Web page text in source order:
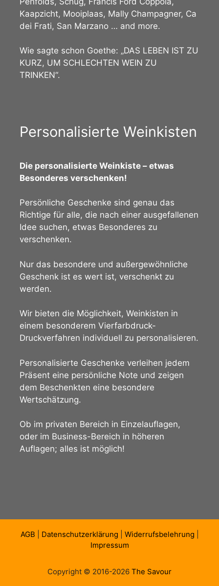
Kaapzicht, Mooiplaas, Mally Champagner, Ca
dei Frati, San Marzano … and more.
Wie sagte schon Goethe: „DAS LEBEN IST ZU
KURZ, UM SCHLECHTEN WEIN ZU
TRINKEN“.
Personalisierte Weinkisten
Die personalisierte Weinkiste – etwas
Besonderes verschenken!
Persönliche Geschenke sind genau das
Richtige für alle, die nach einer ausgefallenen
Idee suchen, etwas Besonderes zu
verschenken.
Nur das besondere und außergewöhnliche
Geschenk ist es wert ist, verschenkt zu
werden.
Wir bieten die Möglichkeit, Weinkisten in
einem besonderem Vierfarbdruck-
Druckverfahren individuell zu personalisieren.
Personalisierte Geschenke verleihen jedem
Präsent eine persönliche Note und zeigen
dem Beschenkten eine besondere
Wertschätzung.
Ob im privaten Bereich in Einzelauflagen,
oder im Business-Bereich in höheren
Auflagen; alles ist möglich!
AGB Datenschutzerklärung Widerrufsbelehrung
Impressum
Copyright © 2016-2026 The Savour